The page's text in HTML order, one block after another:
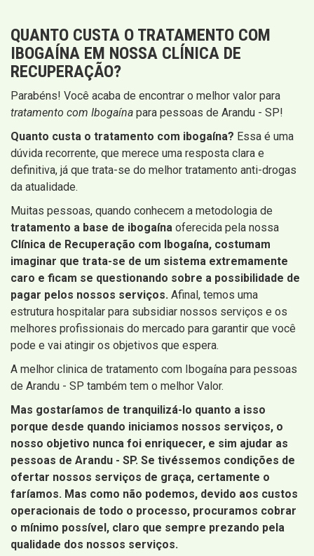
QUANTO CUSTA O TRATAMENTO COM
IBOGAÍNA EM NOSSA CLÍNICA DE
RECUPERAÇÃO?
Parabéns! Você acaba de encontrar o melhor valor para
tratamento com Ibogaína para pessoas de Arandu - SP!
Quanto custa o tratamento com ibogaína? Essa é uma
dúvida recorrente, que merece uma resposta clara e
definitiva, já que trata-se do melhor tratamento anti-drogas
da atualidade.
Muitas pessoas, quando conhecem a metodologia de
tratamento a base de ibogaína oferecida pela nossa
Clínica de Recuperação com Ibogaína, costumam
imaginar que trata-se de um sistema extremamente
caro e ficam se questionando sobre a possibilidade de
pagar pelos nossos serviços. Afinal, temos uma
estrutura hospitalar para subsidiar nossos serviços e os
melhores profissionais do mercado para garantir que você
pode e vai atingir os objetivos que espera.
A melhor clinica de tratamento com Ibogaína para pessoas
de Arandu - SP também tem o melhor Valor.
Mas gostaríamos de tranquilizá-lo quanto a isso
porque desde quando iniciamos nossos serviços, o
nosso objetivo nunca foi enriquecer, e sim ajudar as
pessoas de Arandu - SP. Se tivéssemos condições de
ofertar nossos serviços de graça, certamente o
faríamos. Mas como não podemos, devido aos custos
operacionais de todo o processo, procuramos cobrar
o mínimo possível, claro que sempre prezando pela
qualidade dos nossos serviços.